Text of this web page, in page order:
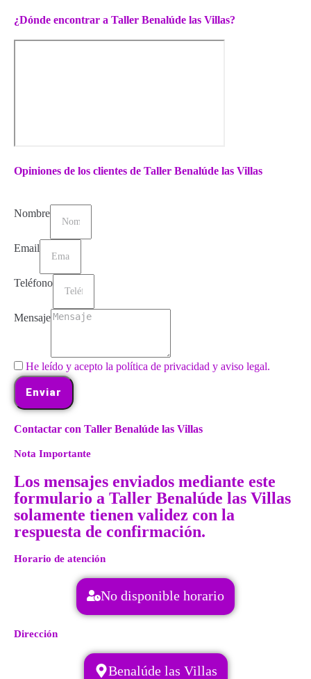
¿Dónde encontrar a Taller Benalúde las Villas?
Opiniones de los clientes de Taller Benalúde las Villas
Nombre
Email
Teléfono
Mensaje
He leído y acepto la política de privacidad y aviso legal.
Enviar
Contactar con Taller Benalúde las Villas
Nota Importante
Los mensajes enviados mediante este
formulario a Taller Benalúde las Villas
solamente tienen validez con la
respuesta de confirmación.
Horario de atención
No disponible horario
Dirección
Benalúde las Villas